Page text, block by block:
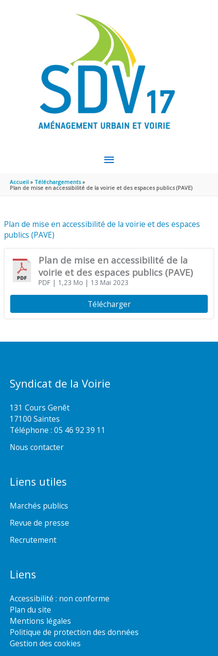
MENU
PRINCIPAL
Accueil
Téléchargements
Plan de mise en accessibilité de la voirie et des espaces publics (PAVE)
Plan de mise en accessibilité de la voirie et des espaces
publics (PAVE)
Plan de mise en accessibilité de la
voirie et des espaces publics (PAVE)
PDF| 1,23 Mo | 13 Mai 2023
Télécharger
Syndicat de la Voirie
131 Cours Genêt
17100 Saintes
Téléphone : 05 46 92 39 11
Nous contacter
Liens utiles
Marchés publics
Revue de presse
Recrutement
Liens
Accessibilité : non conforme
Plan du site
Mentions légales
Politique de protection des données
Gestion des cookies